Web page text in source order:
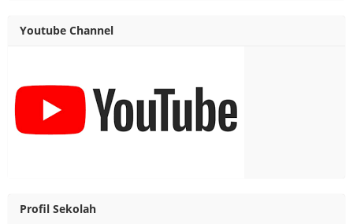
Youtube Channel
Profil Sekolah